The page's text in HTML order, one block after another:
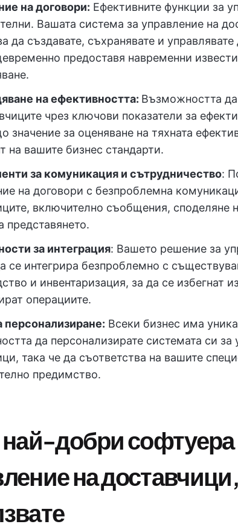
на договори: Ефективните функции за
Вашата система за управление на
да създавате, съхранявате и
предоставя навременни
на ефективността: Възможността да
чрез ключови показатели за
значение за оценяване на тяхната
на вашите бизнес стандарти.
за комуникация и сътрудничество:
на договори с безпроблемна
включително съобщения, споделяне
представянето.
за интеграция: Вашето решение за
се интегрира безпроблемно с
и инвентаризация, за да се избегнат
операциите.
персонализиране: Всеки бизнес има
да персонализирате системата си за
така че да съответства на вашите
предимство.
добри софтуера
на